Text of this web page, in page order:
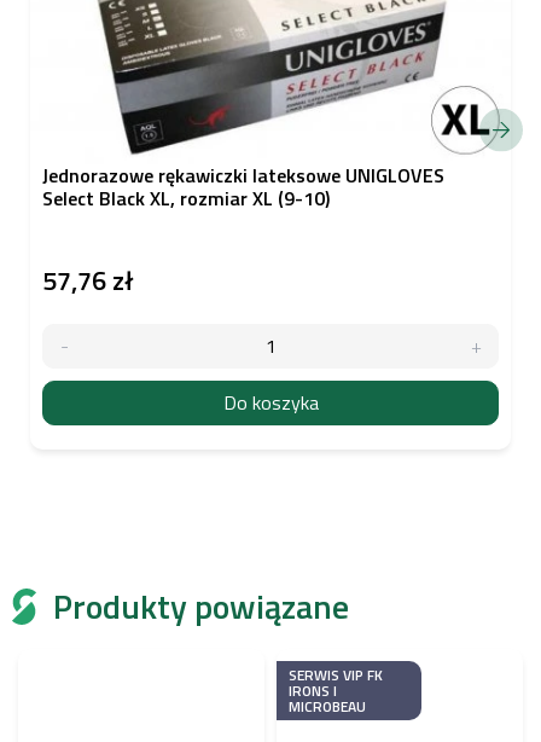
Produkty powiązane
SERWIS VIP FK
IRONS I
MICROBEAU
Jednorazowe rękawiczki lateksowe UNIGLOVES
Select Black XL, rozmiar XL (9-10)
57,76 zł
Do koszyka